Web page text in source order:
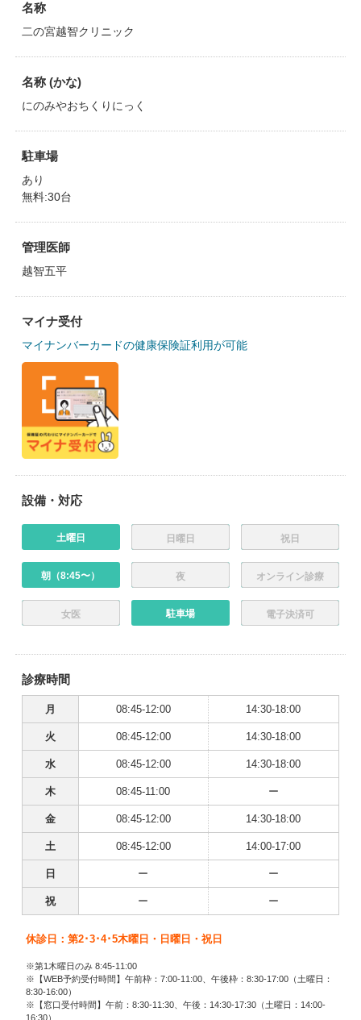
名称
二の宮越智クリニック
名称 (かな)
にのみやおちくりにっく
駐車場
あり
無料:30台
管理医師
越智五平
マイナ受付
マイナンバーカードの健康保険証利用が可能
設備・対応
土曜日 日曜日 祝日
朝（8:45〜） 夜 オンライン診療
女医 駐車場 電子決済可
診療時間
月 08:45-12:00 14:30-18:00
火 08:45-12:00 14:30-18:00
水 08:45-12:00 14:30-18:00
木 08:45-11:00 ー
金 08:45-12:00 14:30-18:00
土 08:45-12:00 14:00-17:00
日 ー ー
祝 ー ー
休診日：第2･3･4･5木曜日・日曜日・祝日
※第1木曜日のみ 8:45-11:00
※【WEB予約受付時間】午前枠：7:00-11:00、午後枠：8:30-17:00（土曜日：
8:30-16:00）
※【窓口受付時間】午前：8:30-11:30、午後：14:30-17:30（土曜日：14:00-
16:30）